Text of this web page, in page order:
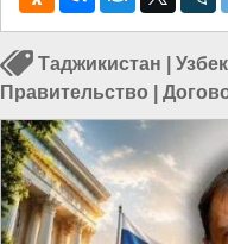
Таджикистан
Правительство
Политика в мире